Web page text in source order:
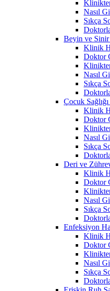
Nasıl
Sıkça
Beyin ve Sinir
Klinik
Doktor
Nasıl
Sıkça
Çocuk
Klinik
Doktor
Nasıl
Sıkça
Deri ve
Klinik
Doktor
Nasıl
Sıkça
Enfeksiyon
Klinik
Doktor
Nasıl
Sıkça